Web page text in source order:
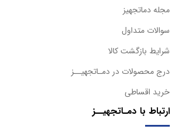
مجله دماتجهیز
سوالات متداول
شرایط بازگشت کالا
درج محصولات در دمـاتجهیــز
خرید اقساطی
ارتباط با دمـاتجهیــز